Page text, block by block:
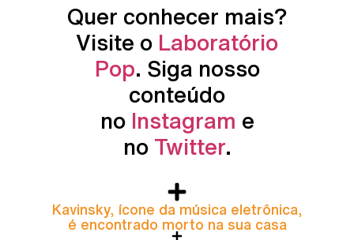
Quer conhecer mais?
Visite o Laboratório
Pop. Siga nosso
conteúdo
no Instagram e
no Twitter.
Kavinsky, ícone da música eletrônica,
é encontrado morto na sua casa